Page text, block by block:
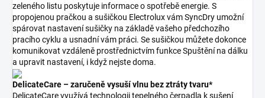
zeleného listu poskytuje informace o spotřebě energie. S
propojenou pračkou a sušičkou Electrolux vám SyncDry umožní
spárovat nastavení sušičky na základě vašeho předchozího
pracího cyklu a usnadní vám práci. Se sušičkou můžete dokonce
komunikovat vzdáleně prostřednictvím funkce Spuštění na dálku
a upravit nastavení, i když nejste doma.
DelicateCare – zaručeně vysuší vlnu bez ztráty tvaru*
DelicateCare využívá technologii tepelného čerpadla k sušení